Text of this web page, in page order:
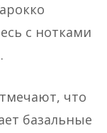
с нотками
что
базальные